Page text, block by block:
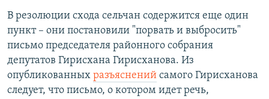
В резолюции схода сельчан содержится еще один
пункт – они постановили "порвать и выбросить"
письмо председателя районного собрания
депутатов Гирисхана Гирисханова. Из
опубликованных разъяснений самого Гирисханова
следует, что письмо, о котором идет речь,